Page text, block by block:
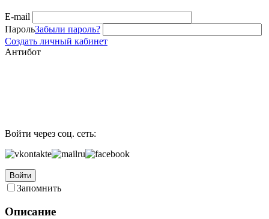
E-mail
ПарольЗабыли пароль?
Создать личный кабинет
Антибот
Войти через соц. сеть:
Войти
Запомнить
Описание